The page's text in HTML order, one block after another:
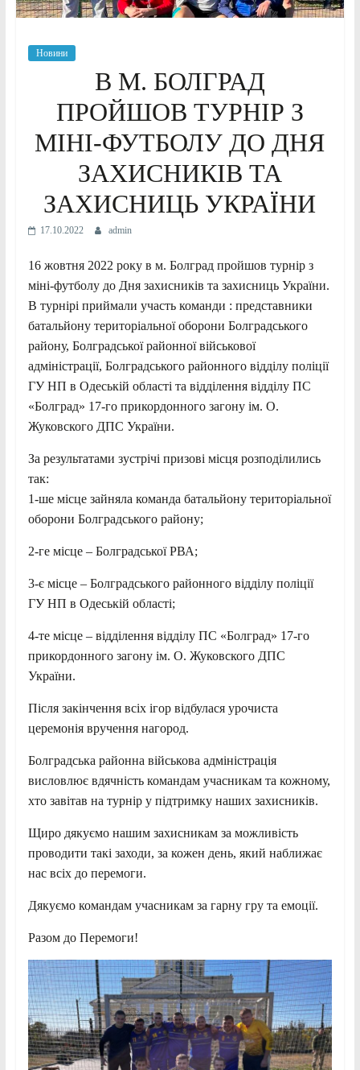
Новини
В М. БОЛГРАД
ПРОЙШОВ ТУРНІР З
МІНІ-ФУТБОЛУ ДО ДНЯ
ЗАХИСНИКІВ ТА
ЗАХИСНИЦЬ УКРАЇНИ
17.10.2022 admin
16 жовтня 2022 року в м. Болград пройшов турнір з
міні-футболу до Дня захисників та захисниць України.
В турнірі приймали участь команди : представники
батальйону територіальної оборони Болградського
району, Болградської районної військової
адміністрації, Болградського районного відділу поліції
ГУ НП в Одеській області та відділення відділу ПС
«Болград» 17-го прикордонного загону ім. О.
Жуковского ДПС України.
За результатами зустрічі призові місця розподілились
так:
1-ше місце зайняла команда батальйону територіальної
оборони Болградського району;
2-ге місце – Болградської РВА;
3-є місце – Болградського районного відділу поліції
ГУ НП в Одеській області;
4-те місце – відділення відділу ПС «Болград» 17-го
прикордонного загону ім. О. Жуковского ДПС
України.
Після закінчення всіх ігор відбулася урочиста
церемонія вручення нагород.
Болградська районна військова адміністрація
висловлює вдячність командам учасникам та кожному,
хто завітав на турнір у підтримку наших захисників.
Щиро дякуємо нашим захисникам за можливість
проводити такі заходи, за кожен день, який наближає
нас всіх до перемоги.
Дякуємо командам учасникам за гарну гру та емоції.
Разом до Перемоги!